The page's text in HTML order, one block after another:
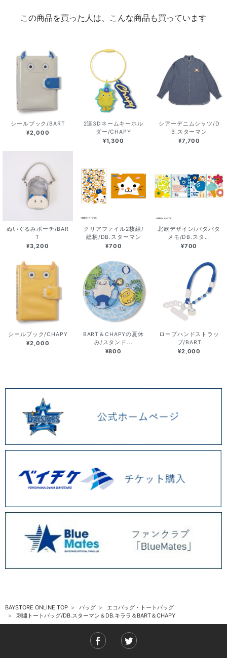
この商品を買った人は、こんな商品も買っています
シールブック/BART
¥2,000
2連3Dネームキーホル
ダー/CHAPY
¥1,300
シアーデニムシャツ/D
B.スターマン
¥7,700
ぬいぐるみポーチ/BAR
T
¥3,200
クリアファイル2枚組/
総柄/DB.スターマン
¥700
北欧デザイン/パタパタ
メモ/DB.スタ...
¥700
シールブック/CHAPY
¥2,000
BART＆CHAPYの夏休
み/スタンド...
¥800
ロープハンドストラッ
プ/BART
¥2,000
BAYSTORE ONLINE TOP バッグ
エコバッグ・トートバッグ
刺繍トートバッグ/DB.スターマン＆DB.キララ＆BART＆CHAPY